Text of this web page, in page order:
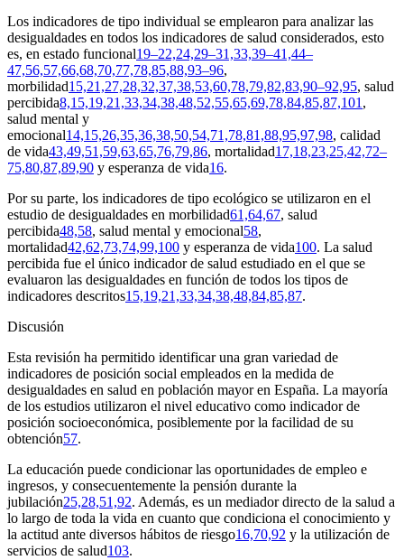
Los indicadores de tipo individual se emplearon para analizar las
desigualdades en todos los indicadores de salud considerados, esto
es, en estado funcional19–22,24,29–31,33,39–41,44–
47,56,57,66,68,70,77,78,85,88,93–96,
morbilidad15,21,27,28,32,37,38,53,60,78,79,82,83,90–92,95, salud
percibida8,15,19,21,33,34,38,48,52,55,65,69,78,84,85,87,101 ,
salud mental y
emocional14,15,26,35,36,38,50,54,71,78,81,88,95,97,98, calidad
de vida43,49,51,59,63,65,76,79,86, mortalidad17,18,23,25,42,72–
75,80,87,89,90 y esperanza de vida16.
Por su parte, los indicadores de tipo ecológico se utilizaron en el
estudio de desigualdades en morbilidad61,64,67, salud
percibida48,58, salud mental y emocional58,
mortalidad42,62,73,74,99,100 y esperanza de vida100. La salud
percibida fue el único indicador de salud estudiado en el que se
evaluaron las desigualdades en función de todos los tipos de
indicadores descritos15,19,21,33,34,38,48,84,85,87.
Discusión
Esta revisión ha permitido identificar una gran variedad de
indicadores de posición social empleados en la medida de
desigualdades en salud en población mayor en España. La mayoría
de los estudios utilizaron el nivel educativo como indicador de
posición socioeconómica, posiblemente por la facilidad de su
obtención57.
La educación puede condicionar las oportunidades de empleo e
ingresos, y consecuentemente la pensión durante la
jubilación25,28,51,92. Además, es un mediador directo de la salud a
lo largo de toda la vida en cuanto que condiciona el conocimiento y
la actitud ante diversos hábitos de riesgo16,70,92 y la utilización de
servicios de salud103.